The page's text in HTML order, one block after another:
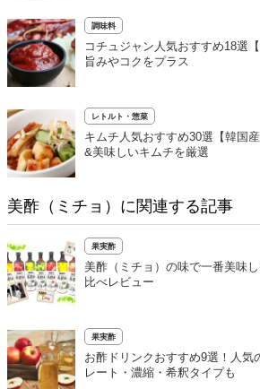
調味料
コチュジャン人気おすすめ18選
旨みやコクをプラス
レトルト・惣菜
キムチ人気おすすめ30選【韓国
&美味しいキムチを厳選
美酢（ミチョ）に関連する記事
果実酢
美酢（ミチョ）の味で一番美味
比べレビュー
果実酢
お酢ドリンクおすすめ9選！人気
レート・濃縮・希釈タイプも